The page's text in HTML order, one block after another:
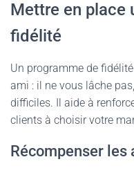
Mettre en place
fidélité
Un programme de
ami : il ne vous lâche
difficiles. Il aide à
clients à choisir votre
Récompenser les